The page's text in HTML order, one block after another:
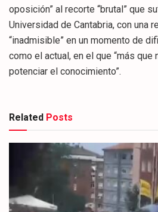
oposición” al recorte “brutal” que
Universidad de Cantabria, con una
“inadmisible” en un momento de
como el actual, en el que “más que
potenciar el conocimiento”.
Related Posts